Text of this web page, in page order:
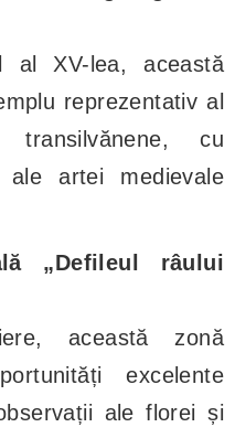
al XV-lea, această
reprezentativ al
transilvănene, cu
ale artei medievale
„Defileul râului
această zonă
excelente
ale florei și